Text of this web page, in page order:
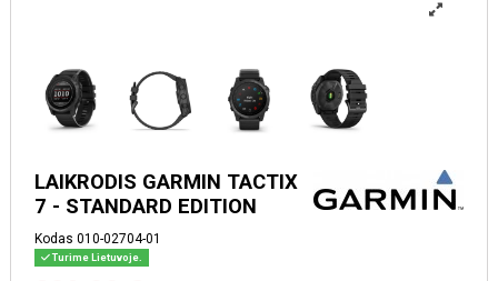
LAIKRODIS GARMIN TACTIX
7 - STANDARD EDITION
Kodas 010-02704-01
Turime Lietuvoje.